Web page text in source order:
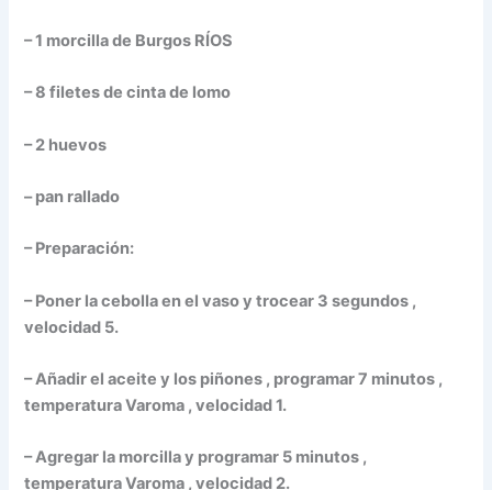
– 1 morcilla de Burgos RÍOS
– 8 filetes de cinta de lomo
– 2 huevos
– pan rallado
– Preparación:
– Poner la cebolla en el vaso y trocear 3 segundos ,
velocidad 5.
– Añadir el aceite y los piñones , programar 7 minutos ,
temperatura Varoma , velocidad 1.
– Agregar la morcilla y programar 5 minutos ,
temperatura Varoma , velocidad 2.